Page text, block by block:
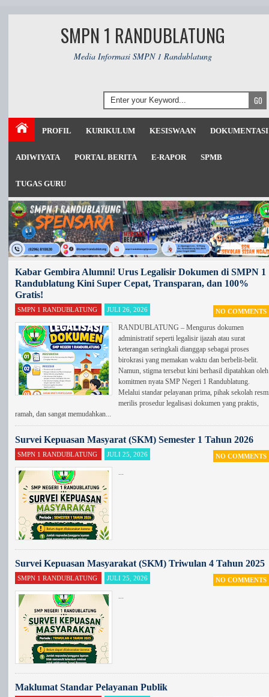
SMPN 1 RANDUBLATUNG
Media Informasi SMPN 1 Randublatung
PROFIL KURIKULUM KESISWAAN DOKUMENTASI
ADIWIYATA PORTAL BERITA E-RAPOR SPMB
TUGAS GURU
Kabar Gembira Alumni! Urus Legalisir Dokumen di SMPN 1
Randublatung Kini Super Cepat, Transparan, dan 100%
Gratis!
SMPN 1 RANDUBLATUNG JULI 26, 2026 NO COMMENTS
RANDUBLATUNG – Mengurus dokumen
administratif seperti legalisir ijazah atau surat
keterangan seringkali dianggap sebagai proses
birokrasi yang memakan waktu dan berbelit-belit.
Namun, stigma tersebut kini berhasil dipatahkan oleh
komitmen nyata SMP Negeri 1 Randublatung.
Melalui standar pelayanan prima, pihak sekolah
merilis prosedur legalisasi dokumen yang praktis,
ramah, dan sangat memudahkan...
Survei Kepuasan Masyarat (SKM) Semester 1 Tahun 2026
SMPN 1 RANDUBLATUNG JULI 25, 2026 NO COMMENTS
Survei Kepuasan Masyarakat (SKM) Triwulan 4 Tahun 2025
SMPN 1 RANDUBLATUNG JULI 25, 2026 NO COMMENTS
Maklumat Standar Pelayanan Publik